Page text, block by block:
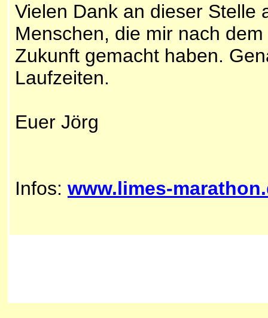
Vielen Dank an dieser Stelle
Menschen, die mir nach
Zukunft gemacht haben.
Laufzeiten.
Euer Jörg
Infos: www.limes-